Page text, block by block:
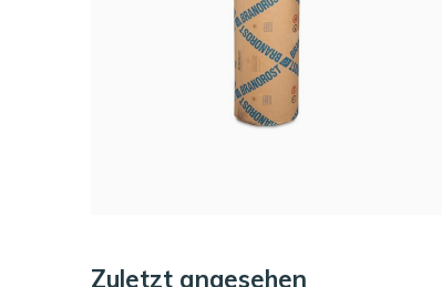
Zuletzt angesehen